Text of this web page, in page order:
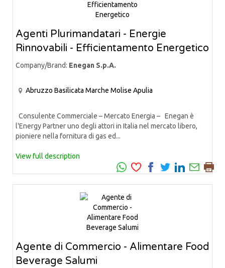
Agenti Plurimandatari - Energie
Rinnovabili - Efficientamento Energetico
Company/Brand: Enegan S.p.A.
Abruzzo Basilicata Marche Molise Apulia
Consulente Commerciale – Mercato Energia – Enegan è
l'Energy Partner uno degli attori in Italia nel mercato libero,
pioniere nella fornitura di gas ed...
View full description
Agente di Commercio - Alimentare Food
Beverage Salumi